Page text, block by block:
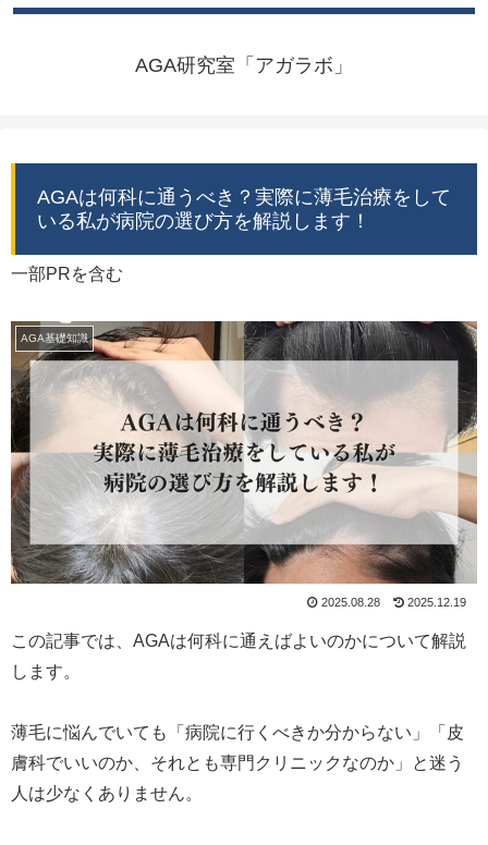
AGA研究室「アガラボ」
AGAは何科に通うべき？実際に薄毛治療をして
いる私が病院の選び方を解説します！
一部PRを含む
AGA基礎知識
2025.08.28 2025.12.19
この記事では、AGAは何科に通えばよいのかについて解説
します。
薄毛に悩んでいても「病院に行くべきか分からない」「皮
膚科でいいのか、それとも専門クリニックなのか」と迷う
人は少なくありません。